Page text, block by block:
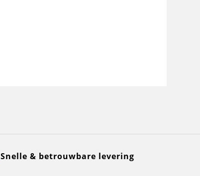
Snelle & betrouwbare levering